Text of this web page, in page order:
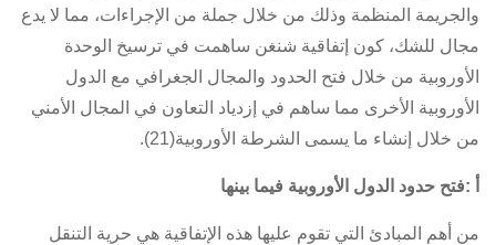
والجريمة المنظمة وذلك من خلال جملة من الإجراءات، مما لا يدع
مجال للشك، كون إتفاقية شنغن ساهمت في ترسيخ الوحدة
الأوروبية من خلال فتح الحدود والمجال الجغرافي مع الدول
الأوروبية الأخرى مما ساهم في إزدياد التعاون في المجال الأمني
من خلال إنشاء ما يسمى الشرطة الأوروبية(21).
أ :فتح حدود الدول الأوروبية فيما بينها
من أهم المبادئ التي تقوم عليها هذه الإتفاقية هي حرية التنقل